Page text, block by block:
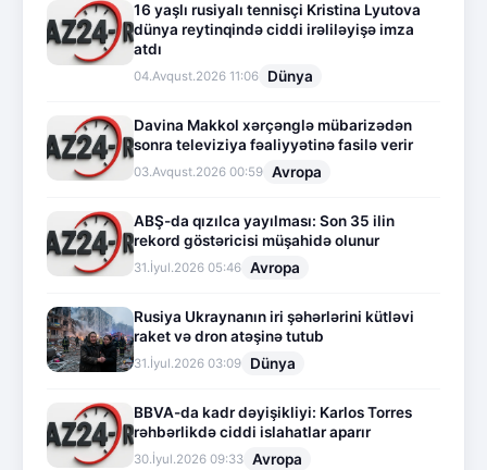
16 yaşlı rusiyalı tennisçi Kristina Lyutova
dünya reytinqində ciddi irəliləyişə imza
atdı
04.Avqust.2026 11:06 Dünya
Davina Makkol xərçənglə mübarizədən
sonra televiziya fəaliyyətinə fasilə verir
03.Avqust.2026 00:59 Avropa
ABŞ-da qızılca yayılması: Son 35 ilin
rekord göstəricisi müşahidə olunur
31.İyul.2026 05:46 Avropa
Rusiya Ukraynanın iri şəhərlərini kütləvi
raket və dron atəşinə tutub
31.İyul.2026 03:09 Dünya
BBVA-da kadr dəyişikliyi: Karlos Torres
rəhbərlikdə ciddi islahatlar aparır
30.İyul.2026 09:33 Avropa